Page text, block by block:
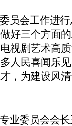
会工作进行
好三个方面
视剧艺术高
人民喜闻乐
，为建设风
委员会会长